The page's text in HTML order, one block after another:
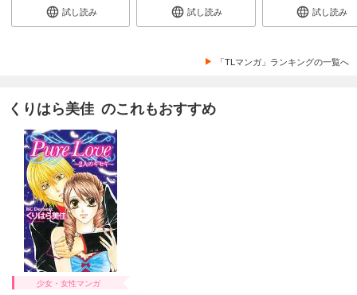
試し読み 試し読み 試し読み
「TLマンガ」ランキングの一覧へ
くりはら美佳 のこれもおすすめ
少女・女性マンガ